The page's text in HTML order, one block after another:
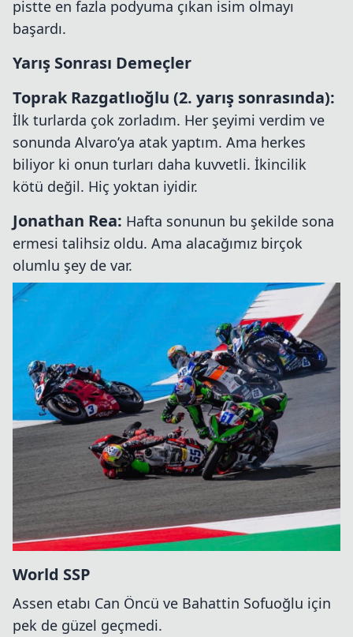
pistte en fazla podyuma çıkan isim olmayı
başardı.
Yarış Sonrası Demeçler
Toprak Razgatlıoğlu (2. yarış sonrasında):
İlk turlarda çok zorladım. Her şeyimi verdim ve
sonunda Alvaro’ya atak yaptım. Ama herkes
biliyor ki onun turları daha kuvvetli. İkincilik
kötü değil. Hiç yoktan iyidir.
Jonathan Rea: Hafta sonunun bu şekilde sona
ermesi talihsiz oldu. Ama alacağımız birçok
olumlu şey de var.
World SSP
Assen etabı Can Öncü ve Bahattin Sofuoğlu için
pek de güzel geçmedi.